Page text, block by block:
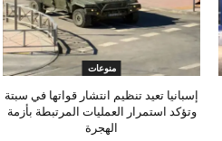
منوعات
إسبانيا تعيد تنظيم انتشار قواتها في سبتة
وتؤكد استمرار العمليات المرتبطة بأزمة
الهجرة